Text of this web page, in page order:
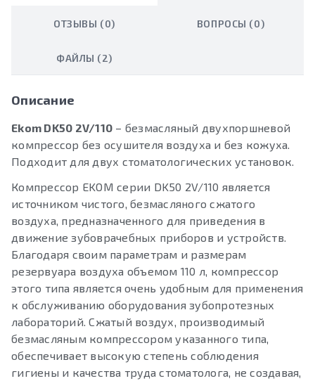
ОТЗЫВЫ (0) ВОПРОСЫ (0)
ФАЙЛЫ (2)
Описание
Ekom DK50 2V/110 – безмасляный двухпоршневой
компрессор без осушителя воздуха и без кожуха.
Подходит для двух стоматологических установок.
Компрессор EKOM серии DK50 2V/110 является
источником чистого, безмасляного сжатого
воздуха, предназначенного для приведения в
движение зубоврачебных приборов и устройств.
Благодаря своим параметрам и размерам
резервуара воздуха объемом 110 л, компрессор
этого типа является очень удобным для применения
к обслуживанию оборудования зубопротезных
лабораторий. Сжатый воздух, производимый
безмасляным компрессором указанного типа,
обеспечивает высокую степень соблюдения
гигиены и качества труда стоматолога, не создавая,